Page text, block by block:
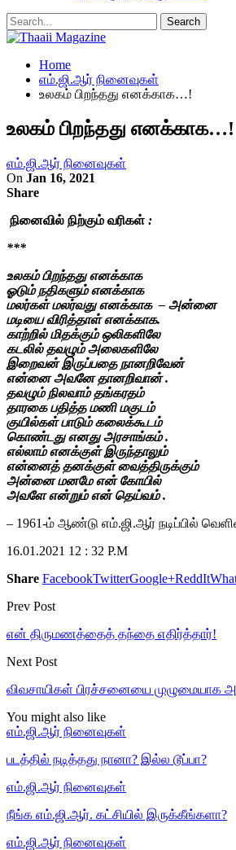
Home
எம்.ஜி.ஆர் நினைவுகள்
உலகம் பிறந்தது எனக்காக…!
உலகம் பிறந்தது எனக்காக…!
எம்.ஜி.ஆர் நினைவுகள்
On Jan 16, 2021
Share
நினைவில் நிற்கும் வரிகள் :
***
உலகம் பிறந்தது எனக்காக
ஓடும் நதிகளும் எனக்காக
மலர்கள் மலர்வது எனக்காக – அன்னை
மடியை விரித்தாள் எனக்காக.
காற்றில் மிதக்கும் ஒலிகளிலே
கடலில் தவழும் அலைகளிலே
இறைவன் இருப்பதை நானறிவேன்
என்னை அவனே தானறிவான்.
தவழும் நிலவாம் தங்கரதம்
தாரகை பதித்த மணி மகுடம்
குயில்கள் பாடும் கலைக்கூடம்
கொண்டது எனது அரசாங்கம்.
எல்லாம் எனக்குள் இருந்தாலும்
என்னைத் தனக்குள் வைத்திருக்கும்
அன்னை மனமே என் கோயில்
அவளே என்றும் என் தெய்வம்.
– 1961-ம் ஆண்டு எம்.ஜி.ஆர் நடிப்பில்
16.01.2021 12 : 32 P.M
Share FacebookTwitterGoogle+ReddIt
Prev Post
என் திருமணத்தைத் தந்தை எதிர்த்தார்!
Next Post
விவசாயிகள் பிரச்சனையை முழுமையாக
You might also like
எம்.ஜி.ஆர் நினைவுகள்
படத்தில் நடித்தது நானா? இல்ல டூப்பா?
எம்.ஜி.ஆர் நினைவுகள்
நீங்க எம்.ஜி.ஆர். கட்சியில் இருக்கீங்களா?
எம்.ஜி.ஆர் நினைவுகள்